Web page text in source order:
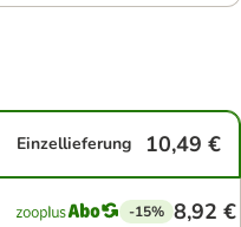
Einzellieferung 10,49 €
-15% 8,92 €